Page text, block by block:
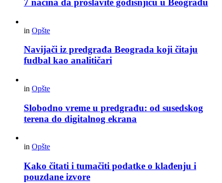
7 načina da proslavite godišnjicu u Beogradu
in Opšte
Navijači iz predgrađa Beograda koji čitaju
fudbal kao analitičari
in Opšte
Slobodno vreme u predgrađu: od susedskog
terena do digitalnog ekrana
in Opšte
Kako čitati i tumačiti podatke o klađenju i
pouzdane izvore